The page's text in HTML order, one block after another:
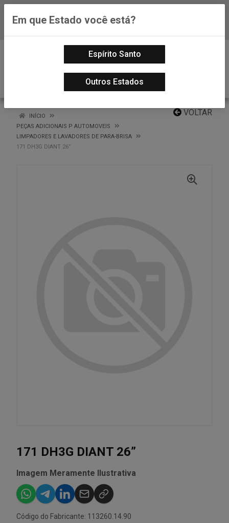
Baixe já nosso APP
VOLTAR
INÍCIO
PEÇAS ADICIONAIS P AUTOMOVEIS
LIMPADORES E LAVADORES DE PARA-BRISA
171 DH3G DIANT 26”
171 DH3G DIANT 26”
Imagem Meramente Ilustrativa
Código do Fabricante: 113260.14.90
Em que Estado você está?
Espírito Santo
Outros Estados